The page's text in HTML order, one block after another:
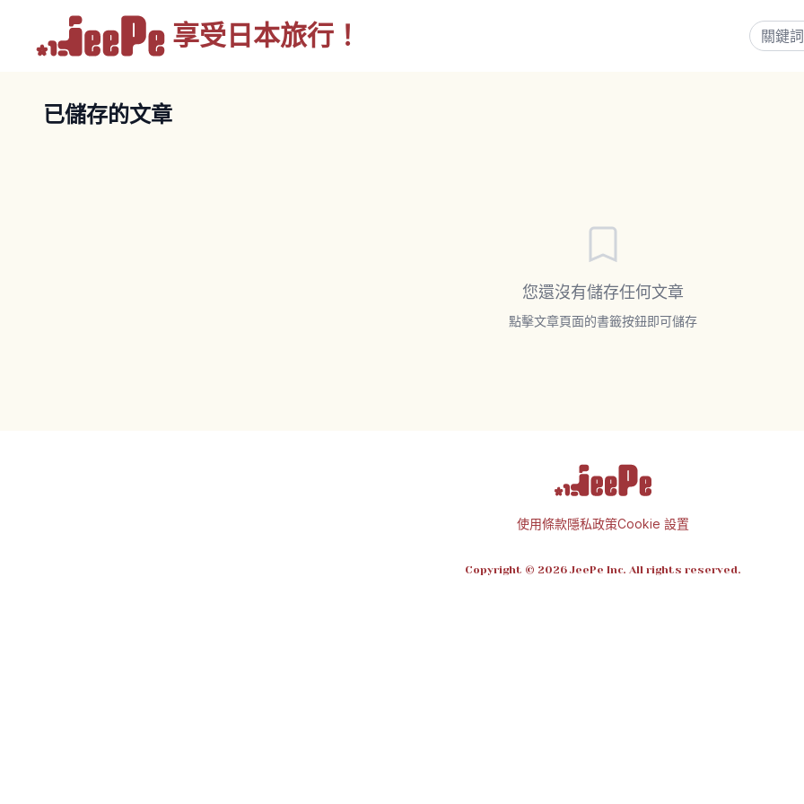
享受 日本旅行！
已儲存的文章
您還沒有儲存任何文章
點擊文章頁面的書籤按鈕即可儲存
使用條款隱私政策Cookie 設置
Copyright © 2026 JeePe Inc. All rights reserved.